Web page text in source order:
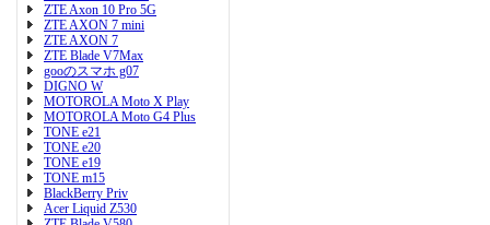
ZTE Axon 10 Pro 5G
ZTE AXON 7 mini
ZTE AXON 7
ZTE Blade V7Max
gooのスマホ g07
DIGNO W
MOTOROLA Moto X Play
MOTOROLA Moto G4 Plus
TONE e21
TONE e20
TONE e19
TONE m15
BlackBerry Priv
Acer Liquid Z530